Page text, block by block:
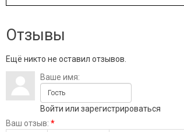
Отзывы
Ещё никто не оставил отзывов.
Ваше имя:
Войти или зарегистрироваться
Ваш отзыв: *